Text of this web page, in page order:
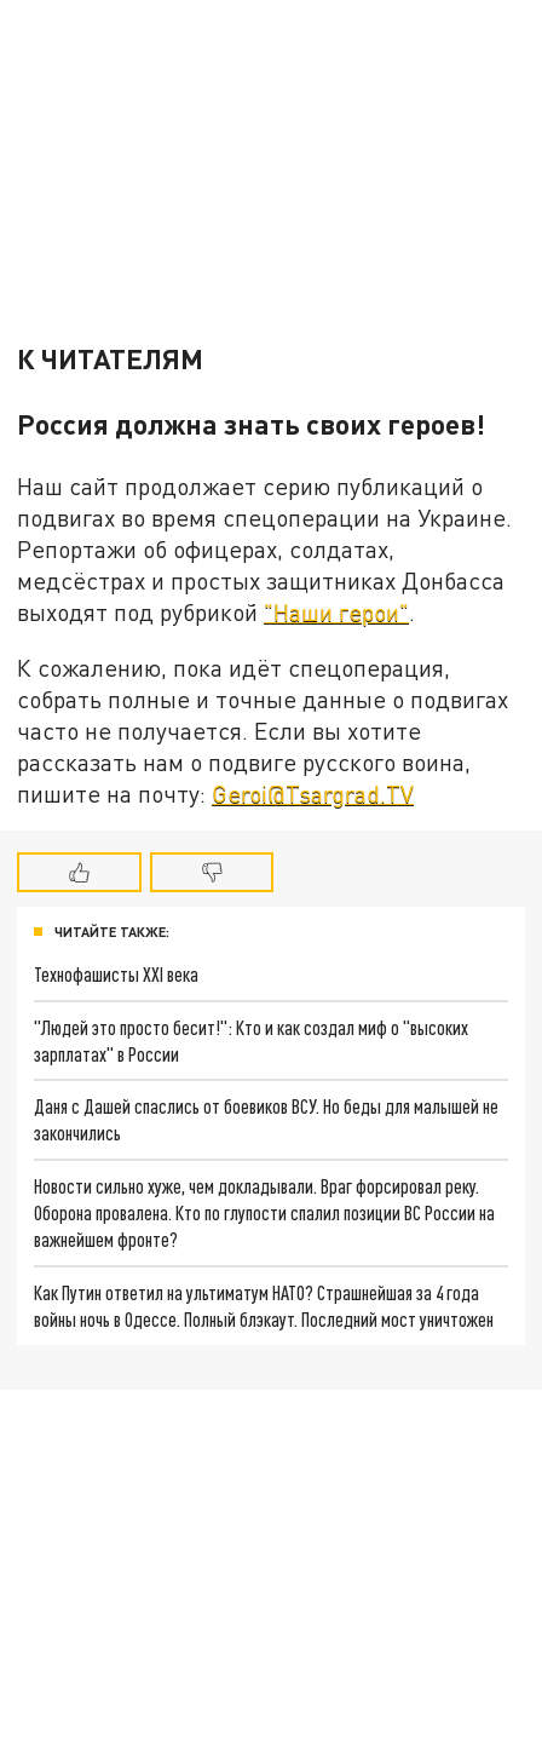
К ЧИТАТЕЛЯМ
Россия должна знать своих героев!
Наш сайт продолжает серию публикаций о
подвигах во время спецоперации на Украине.
Репортажи об офицерах, солдатах,
медсёстрах и простых защитниках Донбасса
выходят под рубрикой "Наши герои".
К сожалению, пока идёт спецоперация,
собрать полные и точные данные о подвигах
часто не получается. Если вы хотите
рассказать нам о подвиге русского воина,
пишите на почту: Geroi@Tsargrad.TV
ЧИТАЙТЕ ТАКЖЕ:
Технофашисты XXI века
"Людей это просто бесит!": Кто и как создал миф о "высоких
зарплатах" в России
Даня с Дашей спаслись от боевиков ВСУ. Но беды для малышей не
закончились
Новости сильно хуже, чем докладывали. Враг форсировал реку.
Оборона провалена. Кто по глупости спалил позиции ВС России на
важнейшем фронте?
Как Путин ответил на ультиматум НАТО? Страшнейшая за 4 года
войны ночь в Одессе. Полный блэкаут. Последний мост уничтожен